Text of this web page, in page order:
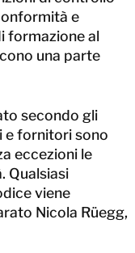
e
formazione al
una parte
secondo gli
e fornitori sono
eccezioni le
Qualsiasi
viene
Nicola Rüegg,